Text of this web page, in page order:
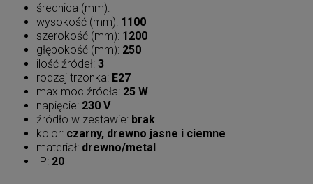
średnica (mm):
wysokość (mm): 1100
szerokość (mm): 1200
głębokość (mm): 250
ilość źródeł: 3
rodzaj trzonka: E27
max moc źródła: 25 W
napięcie: 230 V
źródło w zestawie: brak
kolor: czarny, drewno jasne i ciemne
materiał: drewno/metal
IP: 20